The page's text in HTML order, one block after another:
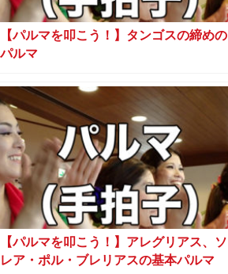
【パルマを叩こう！】タンゴスの締めの
パルマ
【パルマを叩こう！】アレグリアス、ソ
レア・ポル・ブレリアスの基本パルマ